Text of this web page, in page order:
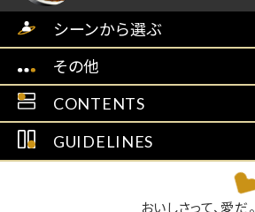
シーンから選ぶ
その他
CONTENTS
GUIDELINES
おいしさって、愛だ。